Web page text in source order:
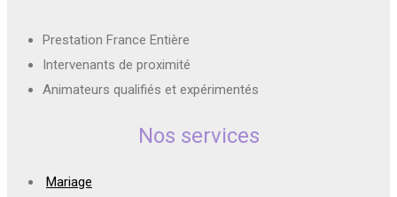
Prestation France Entière
Intervenants de proximité
Animateurs qualifiés et expérimentés
Nos services
Mariage